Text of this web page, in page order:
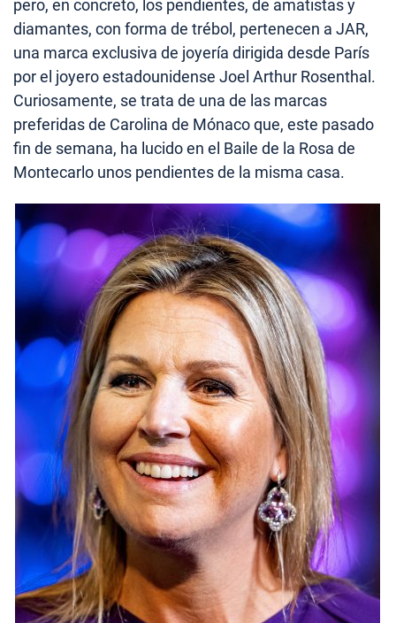
pero, en concreto, los pendientes, de amatistas y
diamantes, con forma de trébol, pertenecen a JAR,
una marca exclusiva de joyería dirigida desde París
por el joyero estadounidense Joel Arthur Rosenthal.
Curiosamente, se trata de una de las marcas
preferidas de Carolina de Mónaco que, este pasado
fin de semana, ha lucido en el Baile de la Rosa de
Montecarlo unos pendientes de la misma casa.